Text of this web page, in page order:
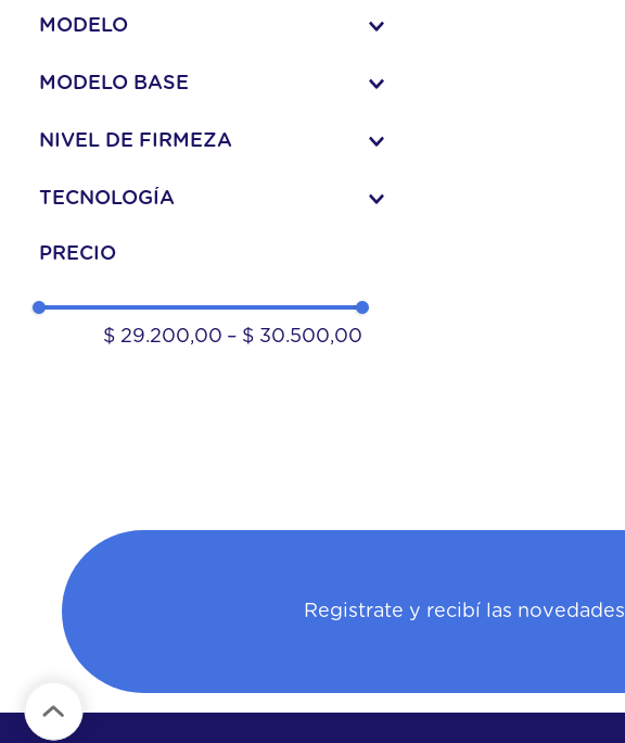
90x190 cm
MODELO
Diván Freestyle
MODELO BASE
Diván (2)
NIVEL DE FIRMEZA
Moderada (2)
TECNOLOGÍA
Espuma
$ 29.200,00 – $ 30.500,00
Registrate y recibí las novedades